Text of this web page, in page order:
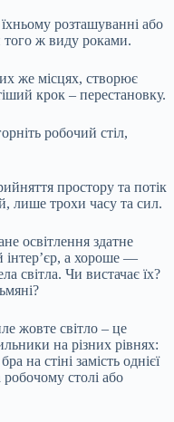
розташуванні або
того ж виду роками.
же місцях, створює
крок – перестановку.
робочий стіл,
простору та потік
лише трохи часу та сил.
освітлення здатне
інтер’єр, а хороше —
світла. Чи вистачає їх?
жовте світло – це
на різних рівнях:
на стіні замість однієї
столі або